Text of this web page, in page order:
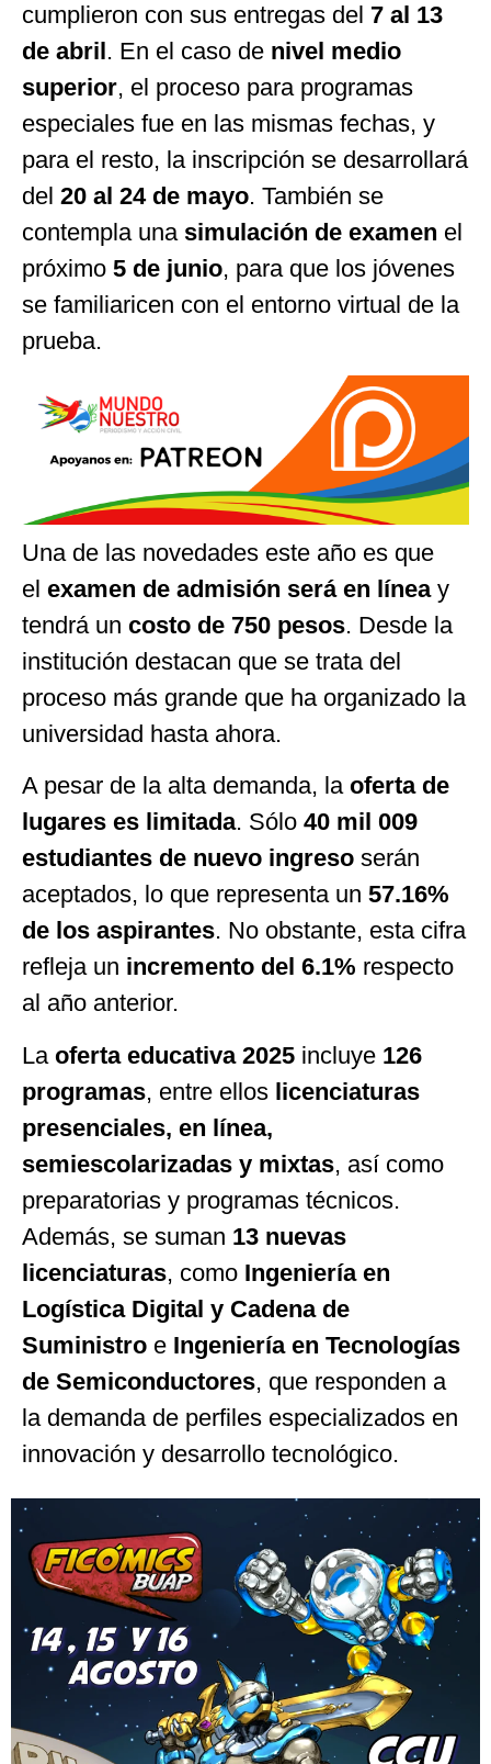
cumplieron con sus entregas del 7 al 13
de abril. En el caso de nivel medio
superior, el proceso para programas
especiales fue en las mismas fechas, y
para el resto, la inscripción se desarrollará
del 20 al 24 de mayo. También se
contempla una simulación de examen el
próximo 5 de junio, para que los jóvenes
se familiaricen con el entorno virtual de la
prueba.
Una de las novedades este año es que
el examen de admisión será en líneay
tendrá un costo de 750 pesos. Desde la
institución destacan que se trata del
proceso más grande que ha organizado la
universidad hasta ahora.
A pesar de la alta demanda, la oferta de
lugares es limitada. Sólo 40 mil 009
estudiantes de nuevo ingreso serán
aceptados, lo que representa un 57.16%
de los aspirantes. No obstante, esta cifra
refleja un incremento del 6.1% respecto
al año anterior.
La oferta educativa 2025 incluye 126
programas, entre ellos licenciaturas
presenciales, en línea,
semiescolarizadas y mixtas, así como
preparatorias y programas técnicos.
Además, se suman 13 nuevas
licenciaturas, como Ingeniería en
Logística Digital y Cadena de
Suministro e Ingeniería en Tecnologías
de Semiconductores, que responden a
la demanda de perfiles especializados en
innovación y desarrollo tecnológico.